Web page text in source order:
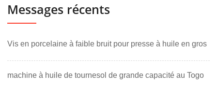
Messages récents
Vis en porcelaine à faible bruit pour presse à huile en gros
machine à huile de tournesol de grande capacité au Togo